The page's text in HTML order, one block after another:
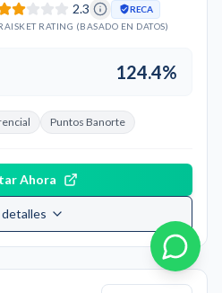
2.3
RECA
RATING (BASADO EN DATOS)
124.4%
Puntos Banorte
Ahora